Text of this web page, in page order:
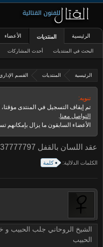
الرئيسية المنتديات القسم
تنويه:
تم إيقاف التسجيل في المنتدى
التواصل معنا.
الأعضاء السابقون ما يزال بإمكانهم
عقد اللسان بالقفل 004917637777797
الكلمات الدلالية: كلمة
الحبيب
الرئيسية المنتديات
البحث في المنتديات أحدث المشاركات
الأعضاء